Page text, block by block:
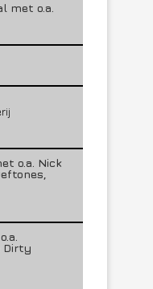
met o.a.
o.a. Nick
Dirty